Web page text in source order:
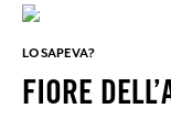
LO SAPEVA?
FIORE